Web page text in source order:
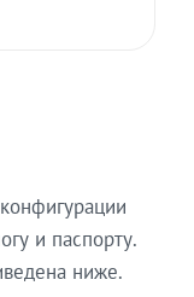
и паспорту.
ниже.